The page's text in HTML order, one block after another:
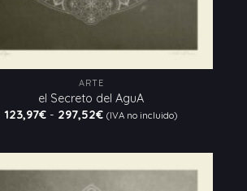
ARTE
el Secreto del AguA
123,97€ - 297,52€Rango
de
hasta
(IVA no incluido)